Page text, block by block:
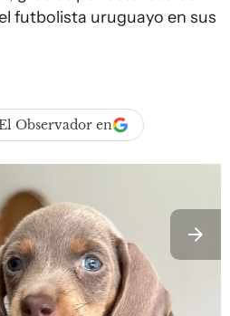
futbolista uruguayo en sus
Observador en